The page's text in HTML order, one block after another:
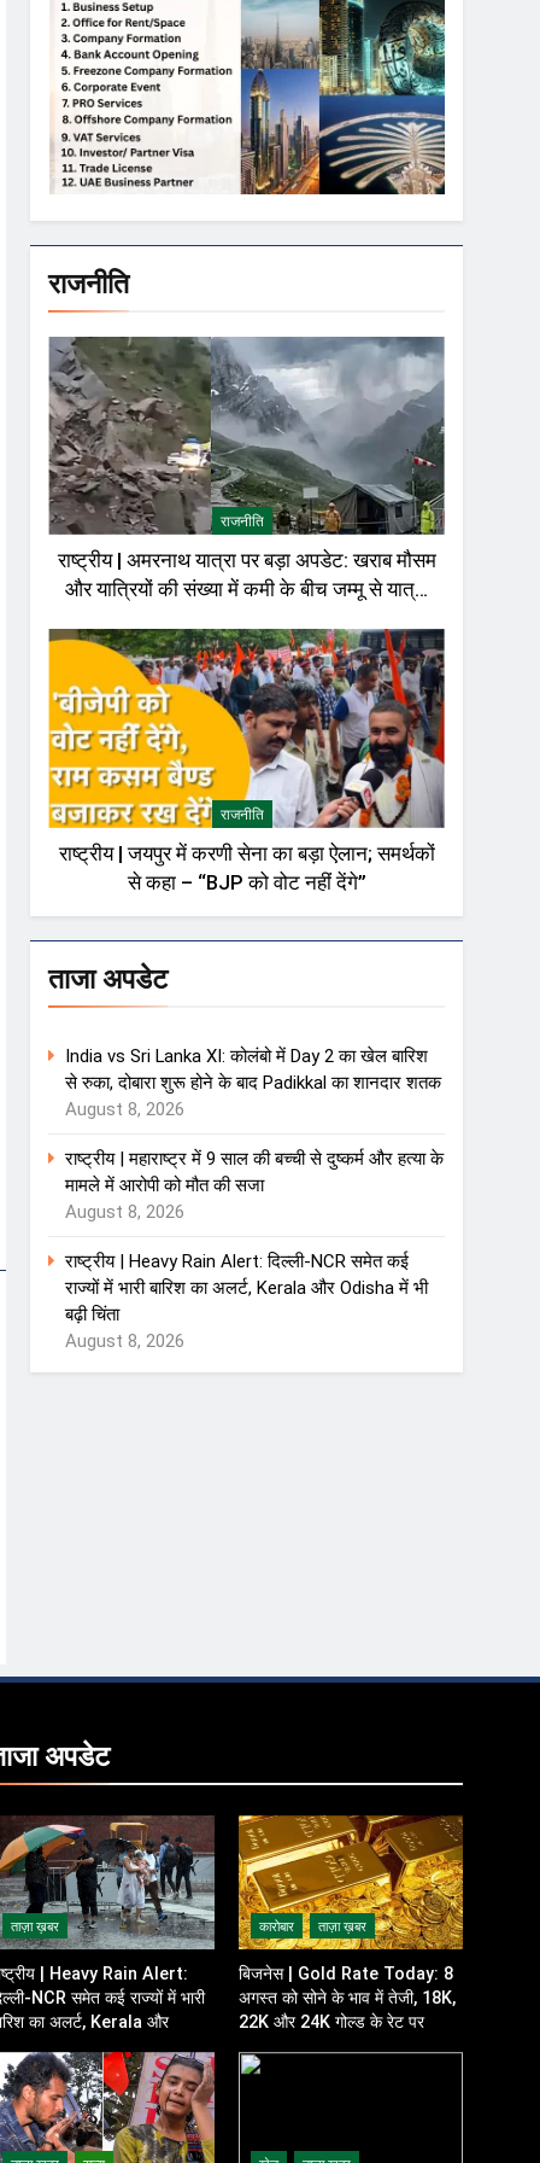
राजनीति
राजनीति
राष्ट्रीय | अमरनाथ यात्रा पर बड़ा अपडेट: खराब मौसम
और यात्रियों की संख्या में कमी के बीच जम्मू से यात्रा
राजनीति
राष्ट्रीय | जयपुर में करणी सेना का बड़ा ऐलान; समर्थकों
से कहा – “BJP को वोट नहीं देंगे”
ताजा अपडेट
India vs Sri Lanka XI: कोलंबो में Day 2 का खेल बारिश
से रुका, दोबारा शुरू होने के बाद Padikkal का शानदार शतक
August 8, 2026
राष्ट्रीय | महाराष्ट्र में 9 साल की बच्ची से दुष्कर्म और हत्या के
मामले में आरोपी को मौत की सजा
August 8, 2026
राष्ट्रीय | Heavy Rain Alert: दिल्ली-NCR समेत कई
राज्यों में भारी बारिश का अलर्ट, Kerala और Odisha में भी
बढ़ी चिंता
August 8, 2026
अपडेट
ताज़ा ख़बर
| Heavy Rain Alert:
NCR समेत कई राज्यों में भारी
का अलर्ट, Kerala और
कारोबार ताज़ा ख़बर
बिजनेस | Gold Rate Today: 8
अगस्त को सोने के भाव में तेजी, 18K,
22K और 24K गोल्ड के रेट पर